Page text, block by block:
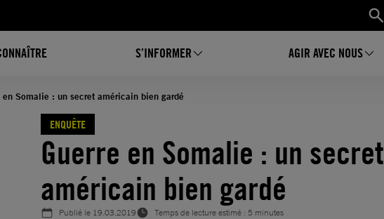
S’INFORMER AGIR AVEC NOUS
en Somalie : un secret américain bien gardé
ENQUÊTE
Guerre en Somalie : un secret
américain bien gardé
Publié le 19.03.2019
Temps de lecture estimé : 5 minutes